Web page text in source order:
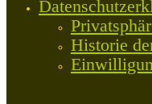
Historie